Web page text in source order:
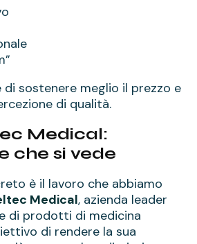
sostenere meglio il prezzo e
di qualità.
Medical:
che si vede
è il lavoro che abbiamo
Medical, azienda leader
di prodotti di medicina
di rendere la sua